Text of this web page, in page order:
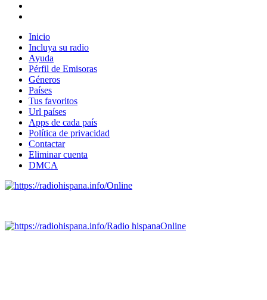
Inicio
Incluya su radio
Ayuda
Pérfil de Emisoras
Géneros
Países
Tus favoritos
Url países
Apps de cada país
Política de privacidad
Contactar
Eliminar cuenta
DMCA
Online
Radio hispanaOnline